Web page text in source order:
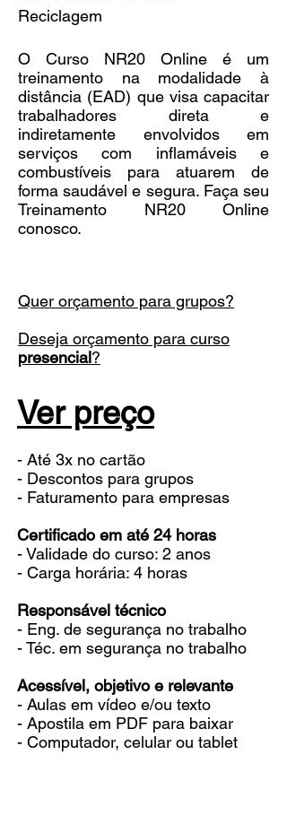
Reciclagem
O Curso NR20 Online é um
treinamento na modalidade à
distância (EAD) que visa capacitar
trabalhadores direta e
indiretamente envolvidos em
serviços com inflamáveis e
combustíveis para atuarem de
forma saudável e segura. Faça seu
Treinamento NR20 Online
conosco.
Quer orçamento para grupos?
Deseja orçamento para curso
presencial?
Ver preço
- Até 3x no cartão
- Descontos para grupos
- Faturamento para empresas
Certificado em até 24 horas
- Validade do curso: 2 anos
- Carga horária: 4 horas
Responsável técnico
- Eng. de segurança no trabalho
- Téc. em segurança no trabalho
Acessível, objetivo e relevante
- Aulas em vídeo e/ou texto
- Apostila em PDF para baixar
- Computador, celular ou tablet